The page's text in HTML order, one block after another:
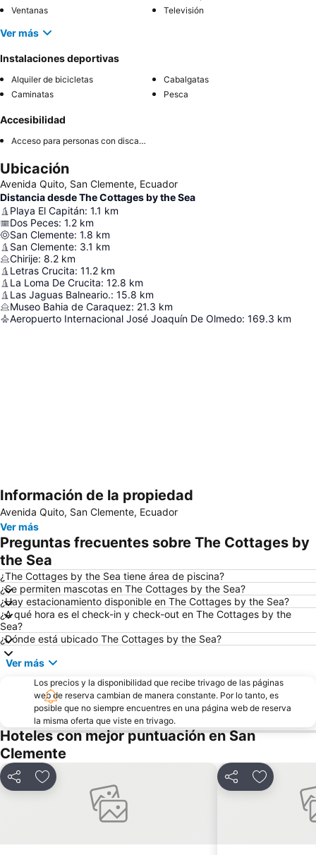
Ventanas
Televisión
Ver más
Instalaciones deportivas
Alquiler de bicicletas
Cabalgatas
Caminatas
Pesca
Accesibilidad
Acceso para personas con discapacidad
Ubicación
Avenida Quito, San Clemente, Ecuador
Distancia desde The Cottages by the Sea
Playa El Capitán: 1.1 km
Dos Peces: 1.2 km
San Clemente: 1.8 km
San Clemente: 3.1 km
Chirije: 8.2 km
Letras Crucita: 11.2 km
La Loma De Crucita: 12.8 km
Las Jaguas Balneario.: 15.8 km
Museo Bahia de Caraquez: 21.3 km
Aeropuerto Internacional José Joaquín De Olmedo: 169.3 km
Ampliar mapa
Información de la propiedad
Avenida Quito, San Clemente, Ecuador
Ver más
Preguntas frecuentes sobre The Cottages by
the Sea
¿The Cottages by the Sea tiene área de piscina?
¿Se permiten mascotas en The Cottages by the Sea?
¿Hay estacionamiento disponible en The Cottages by the Sea?
¿A qué hora es el check-in y check-out en The Cottages by the
Sea?
¿Dónde está ubicado The Cottages by the Sea?
Ver más
Los precios y la disponibilidad que recibe trivago de las páginas
web de reserva cambian de manera constante. Por lo tanto, es
posible que no siempre encuentres en una página web de reserva
la misma oferta que viste en trivago.
Hoteles con mejor puntuación en San
Clemente
CompartirAgregar a favoritos CompartirAgregar